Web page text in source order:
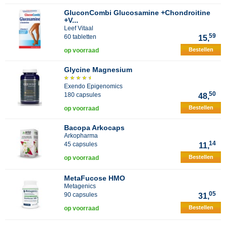
GluconCombi Glucosamine +Chondroitine
+V...
Leef Vitaal
60 tabletten
15,59
op voorraad Bestellen
Glycine Magnesium
Exendo Epigenomics
180 capsules
48,50
op voorraad Bestellen
Bacopa Arkocaps
Arkopharma
45 capsules
11,14
op voorraad Bestellen
MetaFucose HMO
Metagenics
90 capsules
31,05
op voorraad Bestellen